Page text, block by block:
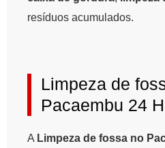
resíduos acumulados.
Limpeza de
Pacaembu 24
A Limpeza de fossa no